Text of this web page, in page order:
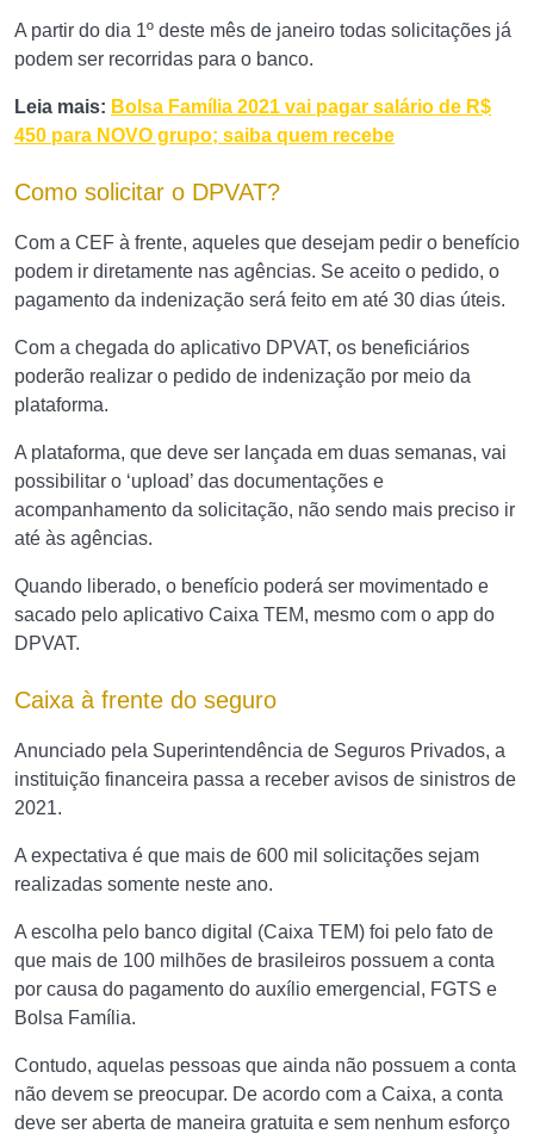
A partir do dia 1º deste mês de janeiro todas solicitações já
podem ser recorridas para o banco.
Leia mais: Bolsa Família 2021 vai pagar salário de R$
450 para NOVO grupo; saiba quem recebe
Como solicitar o DPVAT?
Com a CEF à frente, aqueles que desejam pedir o benefício
podem ir diretamente nas agências. Se aceito o pedido, o
pagamento da indenização será feito em até 30 dias úteis.
Com a chegada do aplicativo DPVAT, os beneficiários
poderão realizar o pedido de indenização por meio da
plataforma.
A plataforma, que deve ser lançada em duas semanas, vai
possibilitar o ‘upload’ das documentações e
acompanhamento da solicitação, não sendo mais preciso ir
até às agências.
Quando liberado, o benefício poderá ser movimentado e
sacado pelo aplicativo Caixa TEM, mesmo com o app do
DPVAT.
Caixa à frente do seguro
Anunciado pela Superintendência de Seguros Privados, a
instituição financeira passa a receber avisos de sinistros de
2021.
A expectativa é que mais de 600 mil solicitações sejam
realizadas somente neste ano.
A escolha pelo banco digital (Caixa TEM) foi pelo fato de
que mais de 100 milhões de brasileiros possuem a conta
por causa do pagamento do auxílio emergencial, FGTS e
Bolsa Família.
Contudo, aquelas pessoas que ainda não possuem a conta
não devem se preocupar. De acordo com a Caixa, a conta
deve ser aberta de maneira gratuita e sem nenhum esforço